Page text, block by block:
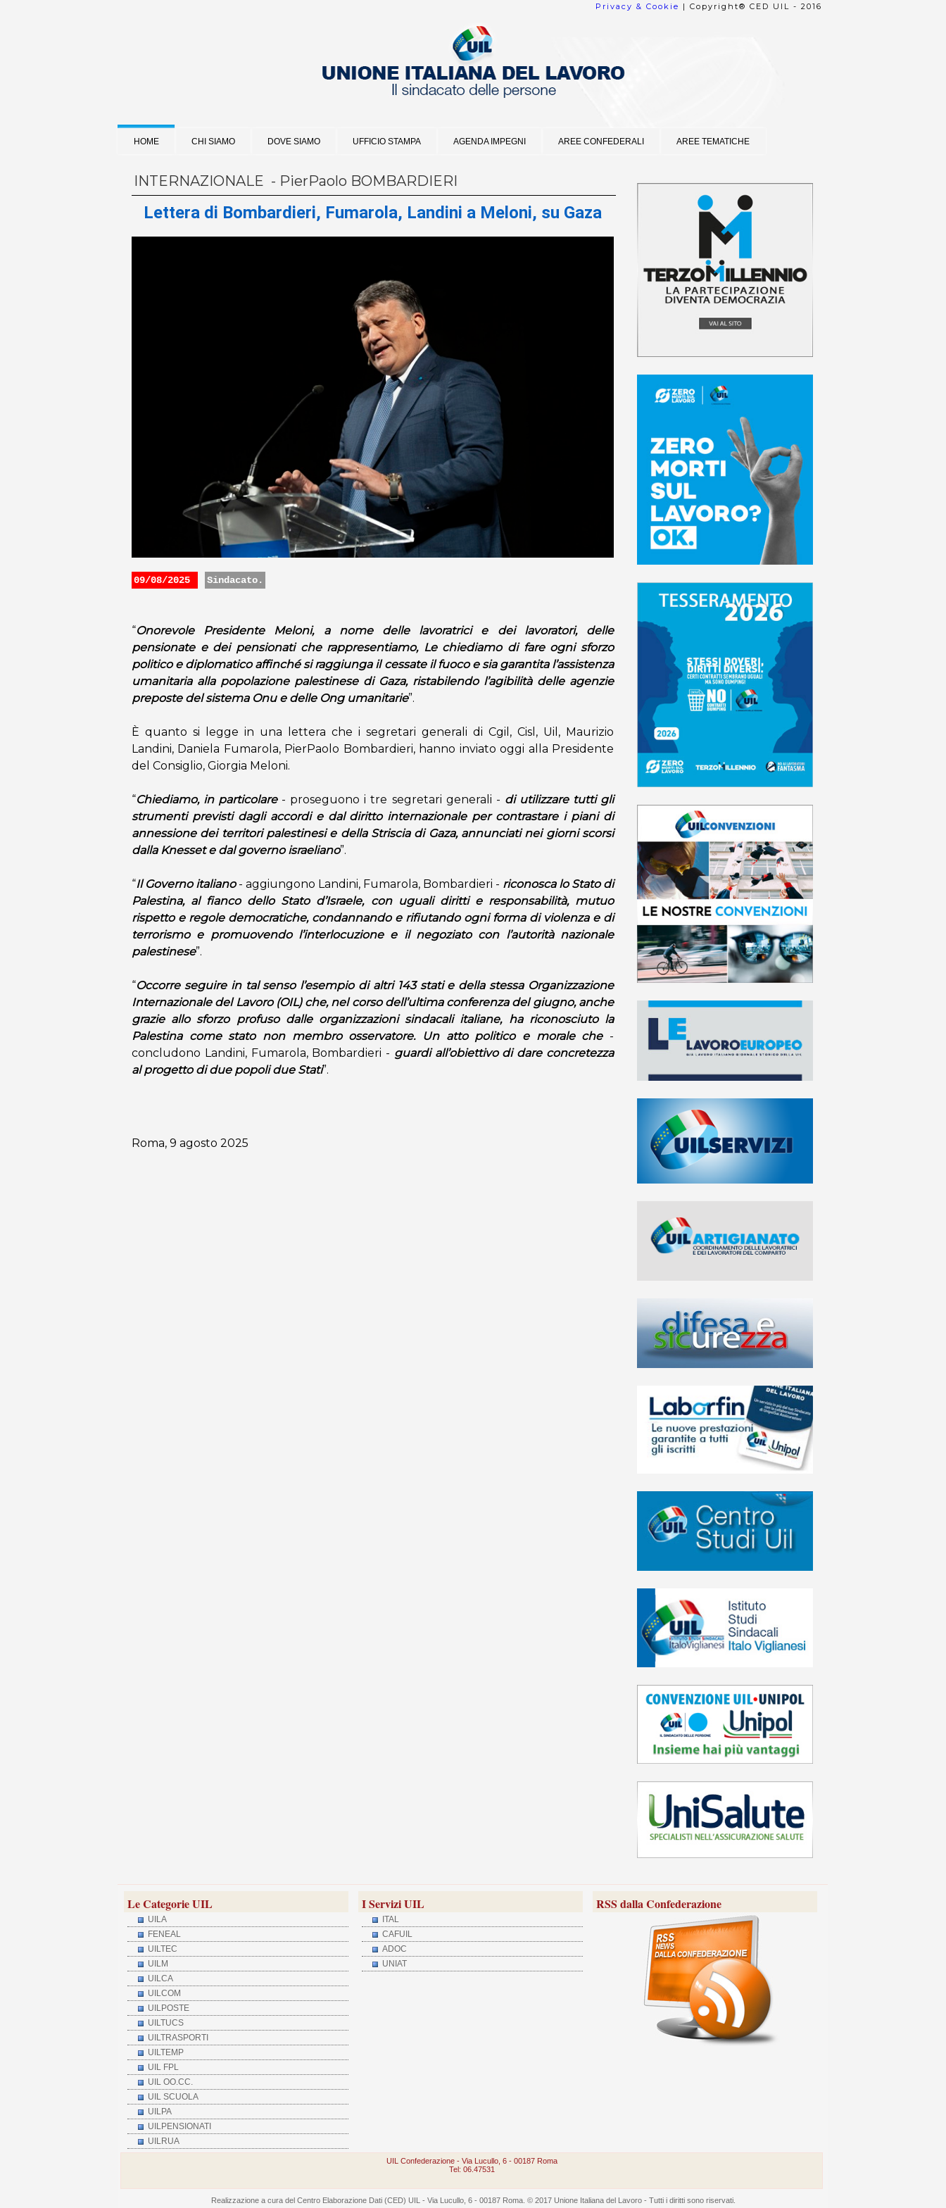
Privacy & Cookie | Copyright® CED UIL - 2016
HOME CHI SIAMO DOVE SIAMO UFFICIO STAMPA AGENDA IMPEGNI AREE CONFEDERALI AREE TEMATICHE
INTERNAZIONALE - PierPaolo BOMBARDIERI
Lettera di Bombardieri, Fumarola, Landini a Meloni, su Gaza
09/08/2025 Sindacato.
“Onorevole Presidente Meloni, a nome delle lavoratrici e dei lavoratori, delle
pensionate e dei pensionati che rappresentiamo, Le chiediamo di fare ogni sforzo
politico e diplomatico affinché si raggiunga il cessate il fuoco e sia garantita l’assistenza
umanitaria alla popolazione palestinese di Gaza, ristabilendo l’agibilità delle agenzie
preposte del sistema Onu e delle Ong umanitarie”.
È quanto si legge in una lettera che i segretari generali di Cgil, Cisl, Uil, Maurizio
Landini, Daniela Fumarola, PierPaolo Bombardieri, hanno inviato oggi alla Presidente
del Consiglio, Giorgia Meloni.
“Chiediamo, in particolare- proseguono i tre segretari generali - di utilizzare tutti gli
strumenti previsti dagli accordi e dal diritto internazionale per contrastare i piani di
annessione dei territori palestinesi e della Striscia di Gaza, annunciati nei giorni scorsi
dalla Knesset e dal governo israeliano”.
“Il Governo italiano- aggiungono Landini, Fumarola, Bombardieri - riconosca lo Stato di
Palestina, al fianco dello Stato d’Israele, con uguali diritti e responsabilità, mutuo
rispetto e regole democratiche, condannando e rifiutando ogni forma di violenza e di
terrorismo e promuovendo l’interlocuzione e il negoziato con l’autorità nazionale
palestinese”.
“Occorre seguire in tal senso l’esempio di altri 143 stati e della stessa Organizzazione
Internazionale del Lavoro (OIL) che, nel corso dell’ultima conferenza del giugno, anche
grazie allo sforzo profuso dalle organizzazioni sindacali italiane, ha riconosciuto la
Palestina come stato non membro osservatore. Un atto politico e morale che-
concludono Landini, Fumarola, Bombardieri - guardi all’obiettivo di dare concretezza
al progetto di due popoli due Stati”.
Roma, 9 agosto 2025
Le Categorie UIL
UILA
FENEAL
UILTEC
UILM
UILCA
UILCOM
UILPOSTE
UILTUCS
UILTRASPORTI
UILTEMP
UIL FPL
UIL OO.CC.
UIL SCUOLA
UILPA
UILPENSIONATI
UILRUA
I Servizi UIL
ITAL
CAFUIL
ADOC
UNIAT
RSS dalla Confederazione
UIL Confederazione - Via Lucullo, 6 - 00187 Roma
Tel: 06.47531
Realizzazione a cura del Centro Elaborazione Dati (CED) UIL - Via Lucullo, 6 - 00187 Roma. © 2017 Unione Italiana del Lavoro - Tutti i diritti sono riservati.